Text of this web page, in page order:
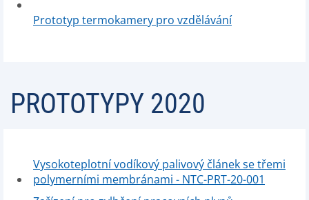
Prototyp termokamery pro vzdělávání
PROTOTYPY 2020
Vysokoteplotní vodíkový palivový článek se třemi
polymerními membránami - NTC-PRT-20-001